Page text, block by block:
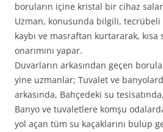
boruların içine kristal bir cihaz
Uzman, konusunda bilgili,
kaybı ve masraftan kurtararak, kısa
onarımını yapar.
Duvarların arkasından geçen
yine uzmanlar; Tuvalet ve
arkasında, Bahçedeki su
Banyo ve tuvaletlere komşu
yol açan tüm su kaçaklarını bulup